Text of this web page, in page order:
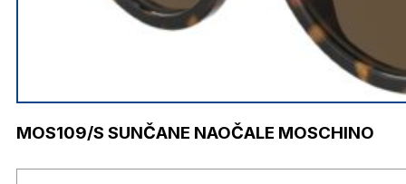
MOS109/S SUNČANE NAOČALE MOSCHINO